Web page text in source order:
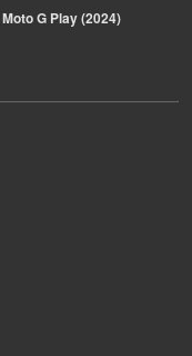
Moto G Play (2024)